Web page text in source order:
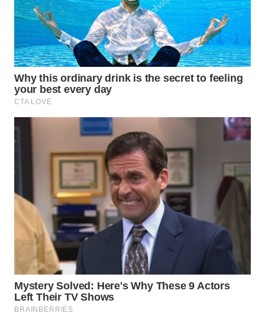
WN
INDRAMAYU
WN
KUNINGAN
SUKABUMI
WN
PURWAKARTA
WN
PRIANGAN
TIMUR